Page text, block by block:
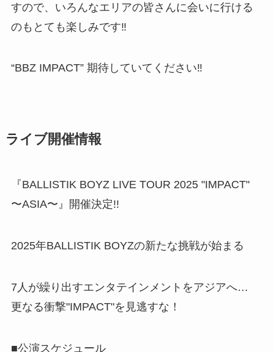
すので、いろんなエリアの皆さんに会いに行ける
のもとても楽しみです‼︎
“BBZ IMPACT” 期待していてください‼︎
ライブ開催情報
『BALLISTIK BOYZ LIVE TOUR 2025 "IMPACT"
〜ASIA〜』開催決定!!
2025年BALLISTIK BOYZの新たな挑戦が始まる
7人が繰り出すエンタテインメントをアジアへ…
更なる衝撃"IMPACT"を見逃すな！
■公演スケジュール